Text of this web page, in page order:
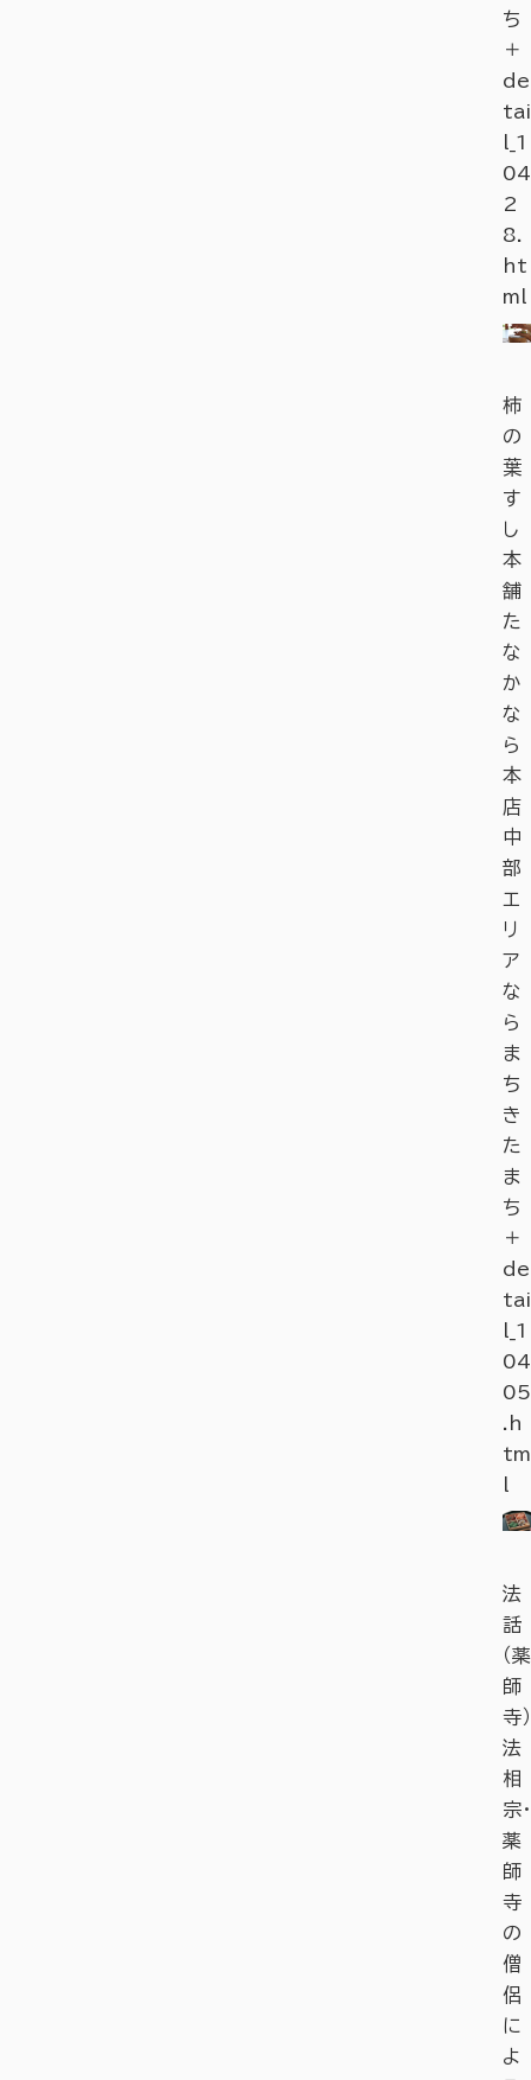
ち
＋
de
tai
l_1
04
2
8.
ht
ml
柿
の
葉
す
し
本
舗
た
な
か
な
ら
本
店
中
部
エ
リ
ア
な
ら
ま
ち
き
た
ま
ち
＋
de
tai
l_1
04
05
.h
tm
法
話
（薬
師
寺）
法
相
宗・
薬
師
寺
の
僧
侶
に
よ